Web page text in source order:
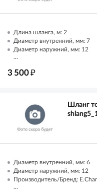
Длина шланга, м: 2
Диаметр внутренний, мм: 7
Диаметр наружний, мм: 12
...
3 500₽
Шланг
Диаметр внутренний, мм: 6
Диаметр наружний, мм: 12
Производитель/Бренд:
...